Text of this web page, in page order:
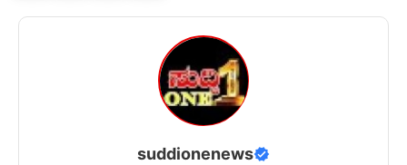
suddionenews